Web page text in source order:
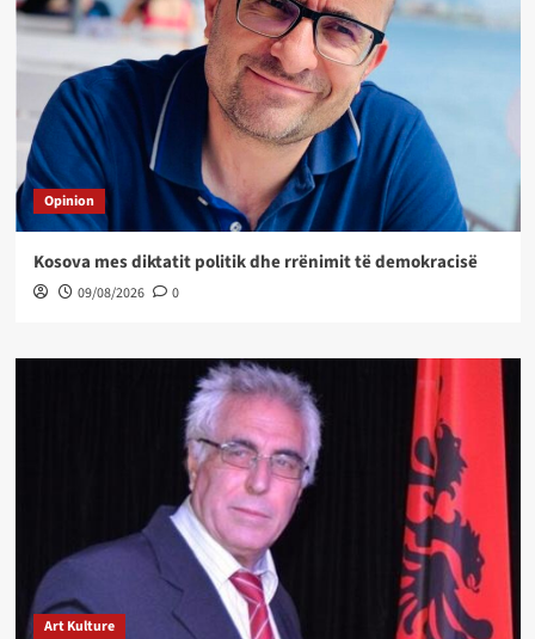
Opinion
Kosova mes diktatit politik dhe rrënimit të demokracisë
09/08/2026 0
Art Kulture